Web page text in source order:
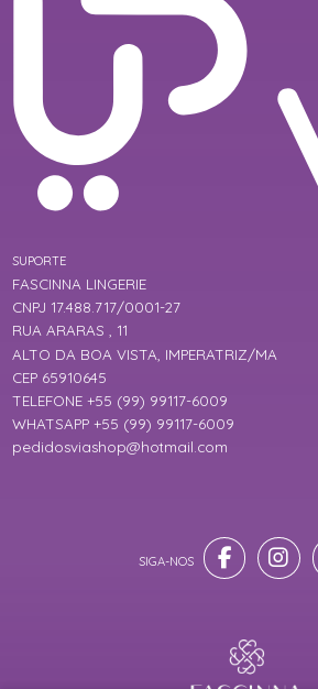
SUPORTE
FASCINNA LINGERIE
CNPJ 17.488.717/0001-27
RUA ARARAS , 11
ALTO DA BOA VISTA, IMPERATRIZ/MA
CEP 65910645
TELEFONE +55 (99) 99117-6009
WHATSAPP +55 (99) 99117-6009
pedidosviashop@hotmail.com